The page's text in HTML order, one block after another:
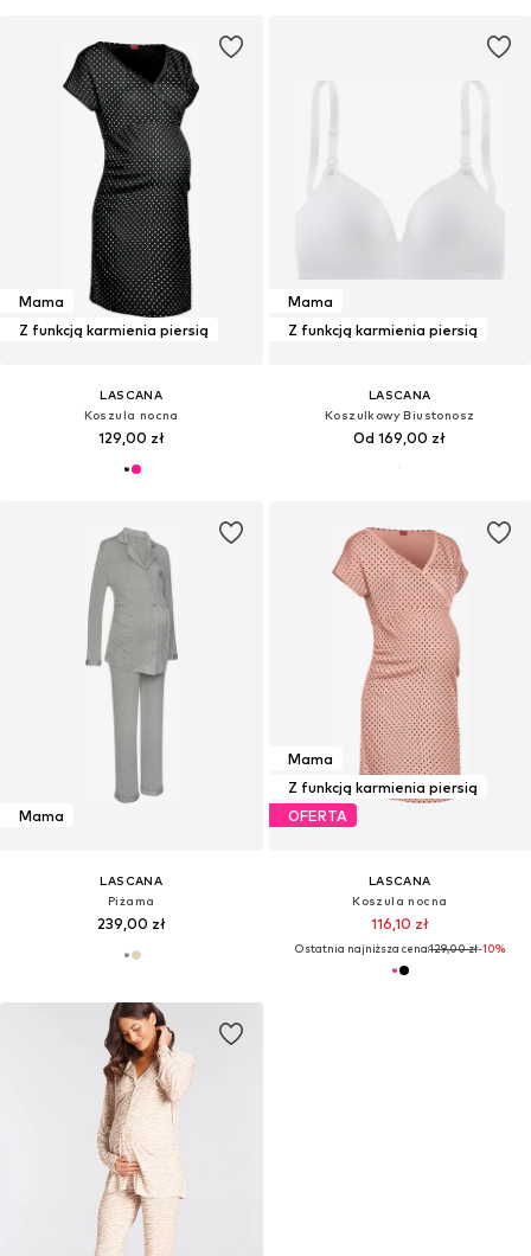
Mama
Z funkcją karmienia piersią
LASCANA
Koszula nocna
129,00 zł
Mama
Z funkcją karmienia piersią
LASCANA
Koszulkowy Biustonosz
Od 169,00 zł
Mama
LASCANA
Piżama
239,00 zł
Mama
Z funkcją karmienia piersią
OFERTA
LASCANA
Koszula nocna
116,10 zł
Ostatnia najniższa cena:129,00 zł-10%